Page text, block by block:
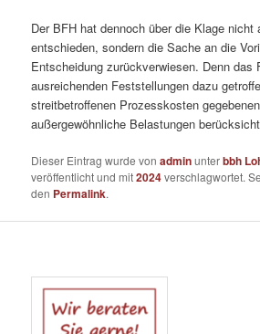
Der BFH hat dennoch über die Klage nicht
entschieden, sondern die Sache an die
Entscheidung zurückverwiesen. Denn das
ausreichenden Feststellungen dazu
streitbetroffenen Prozesskosten
außergewöhnliche Belastungen
Dieser Eintrag wurde vonadminunterbbh
veröffentlicht und mit2024verschlagwortet.
den Permalink.